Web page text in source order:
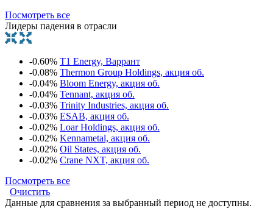
Посмотреть все
Лидеры падения в отрасли
-0.60% T1 Energy, Варрант
-0.08% Thermon Group Holdings, акция об.
-0.04% Bloom Energy, акция об.
-0.04% Tennant, акция об.
-0.03% Trinity Industries, акция об.
-0.03% ESAB, акция об.
-0.02% Loar Holdings, акция об.
-0.02% Kennametal, акция об.
-0.02% Oil States, акция об.
-0.02% Crane NXT, акция об.
Посмотреть все
Очистить
Данные для сравнения за выбранный период не доступны.